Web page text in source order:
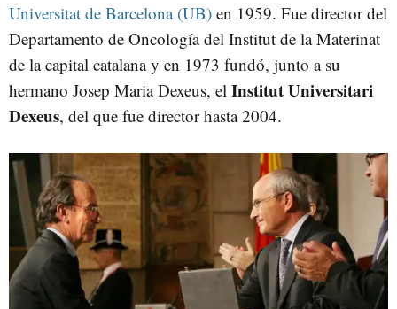
Universitat de Barcelona (UB) en 1959. Fue director del
Departamento de Oncología del Institut de la Materinat
de la capital catalana y en 1973 fundó, junto a su
hermano Josep Maria Dexeus, el Institut Universitari
Dexeus, del que fue director hasta 2004.